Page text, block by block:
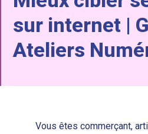
sur internet |
Ateliers
Vous êtes commerçant,